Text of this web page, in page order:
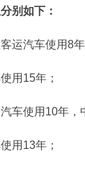
别如下：
客运汽车使用8
用15年；
汽车使用10年
用13年；